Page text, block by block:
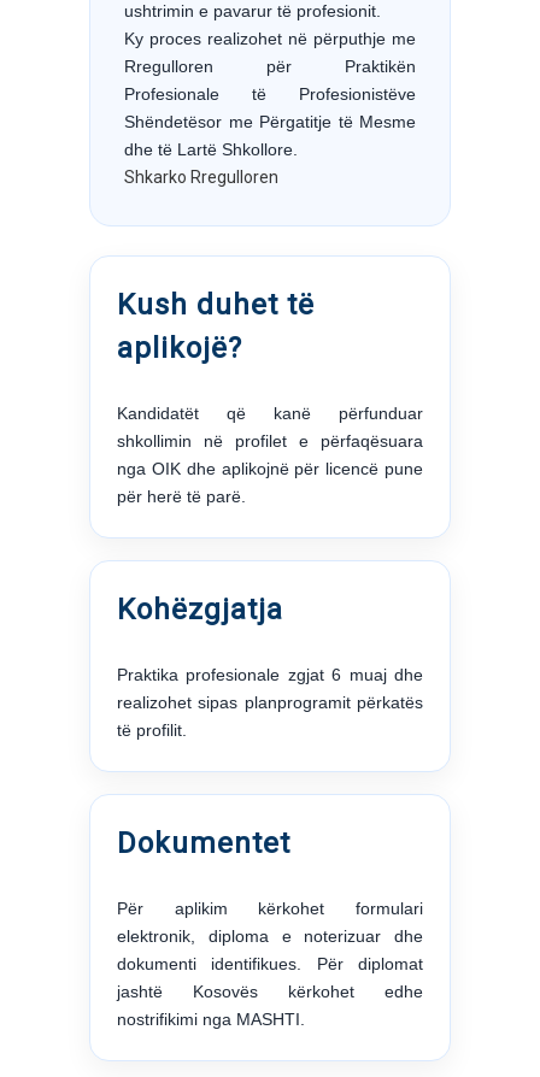
ushtrimin e pavarur të profesionit.
Ky proces realizohet në përputhje me
Rregulloren për Praktikën
Profesionale të Profesionistëve
Shëndetësor me Përgatitje të Mesme
dhe të Lartë Shkollore.
Shkarko Rregulloren
Kush duhet të
aplikojë?
Kandidatët që kanë përfunduar
shkollimin në profilet e përfaqësuara
nga OIK dhe aplikojnë për licencë pune
për herë të parë.
Kohëzgjatja
Praktika profesionale zgjat 6 muaj dhe
realizohet sipas planprogramit përkatës
të profilit.
Dokumentet
Për aplikim kërkohet formulari
elektronik, diploma e noterizuar dhe
dokumenti identifikues. Për diplomat
jashtë Kosovës kërkohet edhe
nostrifikimi nga MASHTI.